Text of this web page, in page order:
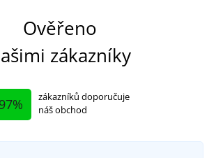
Ověřeno
zákazníky
97%
zákazníků doporučuje
náš obchod